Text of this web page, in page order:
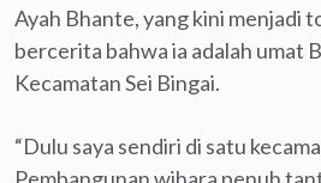
Ayah Bhante, yang kini menjadi
bercerita bahwa ia adalah umat
Kecamatan Sei Bingai.
“Dulu saya sendiri di satu